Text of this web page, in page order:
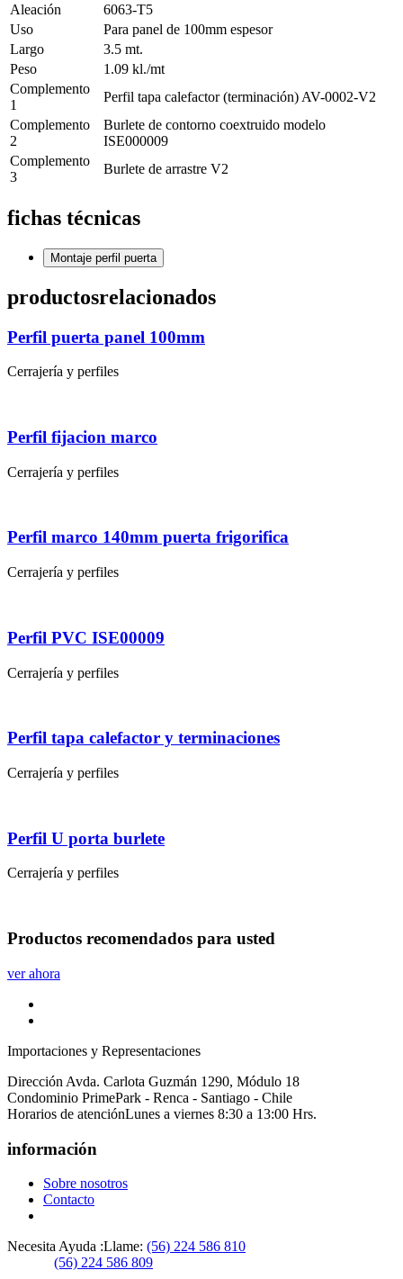
Aleación
6063-T5
Uso
Para panel de 100mm espesor
Largo
3.5 mt.
Peso
1.09 kl./mt
Complemento
1
Perfil tapa calefactor (terminación) AV-0002-V2
Complemento
2
Burlete de contorno coextruido modelo
ISE000009
Complemento
3
Burlete de arrastre V2
fichas técnicas
Montaje perfil puerta
productosrelacionados
Perfil puerta panel 100mm
Cerrajería y perfiles
Perfil fijacion marco
Cerrajería y perfiles
Perfil marco 140mm puerta frigorifica
Cerrajería y perfiles
Perfil PVC ISE00009
Cerrajería y perfiles
Perfil tapa calefactor y terminaciones
Cerrajería y perfiles
Perfil U porta burlete
Cerrajería y perfiles
Productos recomendados para usted
ver ahora
Importaciones y Representaciones
Dirección Avda. Carlota Guzmán 1290, Módulo 18
Condominio PrimePark - Renca - Santiago - Chile
Horarios de atenciónLunes a viernes 8:30 a 13:00 Hrs.
información
Sobre nosotros
Contacto
Necesita Ayuda :Llame: (56) 224 586 810
(56) 224 586 809